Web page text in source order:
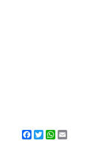
Facebook
Twitter